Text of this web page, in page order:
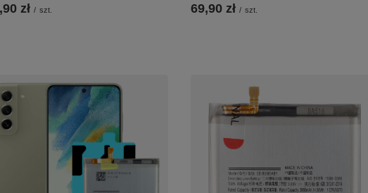
zł / szt. 69,90 zł / szt.